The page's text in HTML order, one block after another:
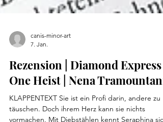
canis-minor-art
Rezension | Diamond Express -